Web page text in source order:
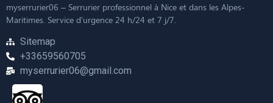
myserrurier06 – Serrurier professionnel à Nice et dans les Alpes-
Maritimes. Service d’urgence 24 h/24 et 7 j/7.
Sitemap
+33659560705
myserrurier06@gmail.com